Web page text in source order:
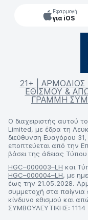
Εφαρμογή
για iOS
21+ |
ΕΘΙΣΜΟΥ &
ΓΡΑΜΜΗ
Ο διαχειριστής αυτού
Limited, με έδρα τη
διεύθυνση Ευαγόρου
εποπτεύεται από την
βάσει της άδειας Τύπου
HGC–000003–LH και
HGC–000004–LH, με
έως την 21.05.2028.
συμμετοχή στα παίγνια
κίνδυνο εθισμού και
ΣΥΜΒΟΥΛΕΥΤΙΚΗΣ: 1114